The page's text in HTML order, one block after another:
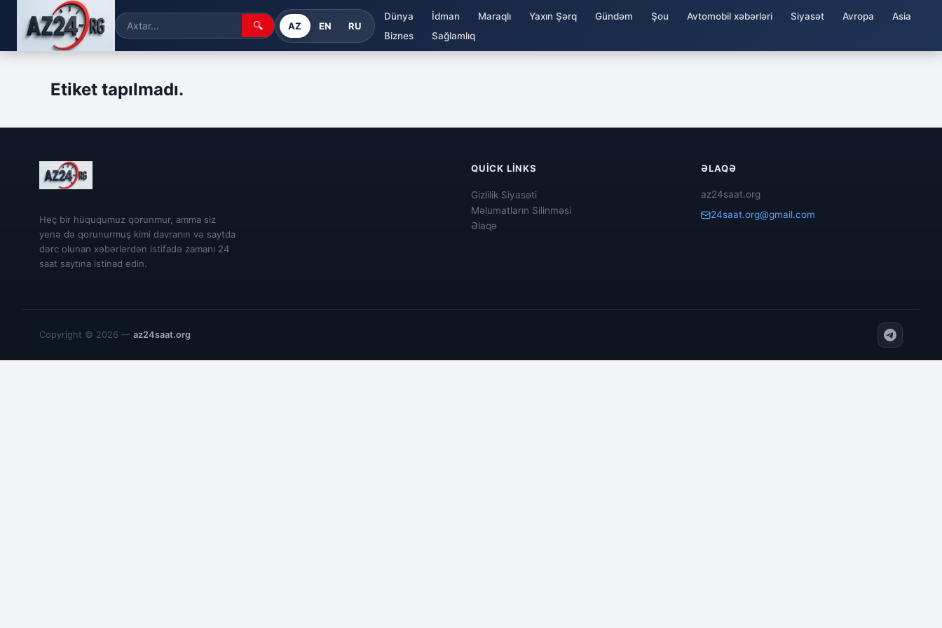
🔍 AZ EN RU
Dünya İdman Maraqlı Yaxın Şərq Gündəm Şou Avtomobil xəbərləri Siyasət Avropa
Asia
Biznes
Sağlamlıq
Etiket tapılmadı.
Heç bir hüququmuz qorunmur, amma siz
yenə də qorunurmuş kimi davranın və saytda
dərc olunan xəbərlərdən istifadə zamanı 24
saat saytına istinad edin.
QUICK LINKS
Gizlilik Siyasəti
Məlumatların Silinməsi
Əlaqə
ƏLAQƏ
az24saat.org
24saat.org@gmail.com
Copyright © 2026 — az24saat.org